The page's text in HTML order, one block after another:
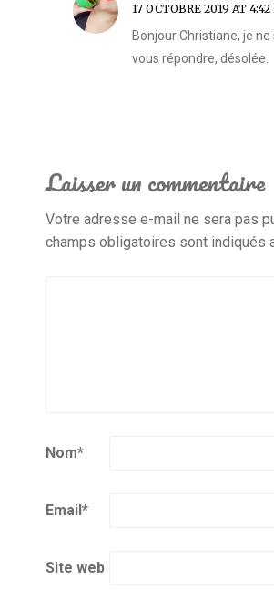
17 OCTOBRE 2019 AT
Bonjour Christiane, je
vous répondre, désolée.
Laisser un commentaire
Votre adresse e-mail ne sera pas
champs obligatoires sont indiqués
Nom*
Email*
Site web